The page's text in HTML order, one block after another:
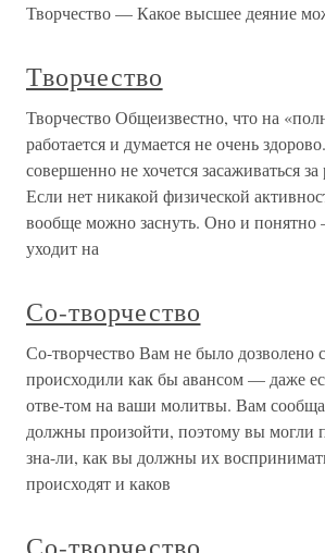
Творчество — Какое высшее деяние
Творчество
Творчество Общеизвестно, что на
работается и думается не очень
совершенно не хочется засаживаться
Если нет никакой физической
вообще можно заснуть. Оно и понятно
уходит на
Со-творчество
Со-творчество Вам не было дозволено
происходили как бы авансом — даже
отве-том на ваши молитвы. Вам
должны произойти, поэтому вы могли
зна-ли, как вы должны их
происходят и каков